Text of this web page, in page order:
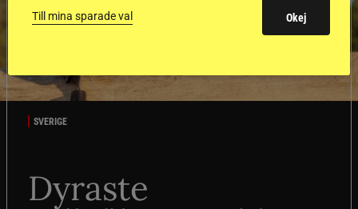
SVERIGE
Dyraste
Till mina sparade val Okej